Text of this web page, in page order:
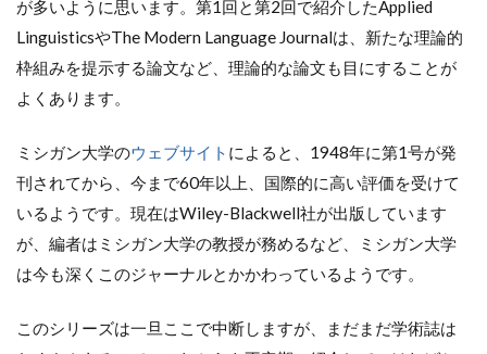
が多いように思います。第1回と第2回で紹介したApplied
LinguisticsやThe Modern Language Journalは、新たな理論的
枠組みを提示する論文など、理論的な論文も目にすることが
よくあります。
ミシガン大学のウェブサイト によると、1948年に第1号が発
刊されてから、今まで60年以上、国際的に高い評価を受けて
いるようです。現在はWiley-Blackwell社が出版しています
が、編者はミシガン大学の教授が務めるなど、ミシガン大学
は今も深くこのジャーナルとかかわっているようです。
このシリーズは一旦ここで中断しますが、まだまだ学術誌は